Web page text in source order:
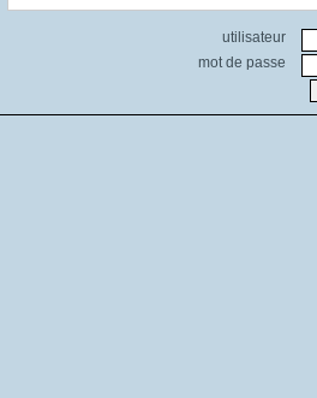
utilisateur
mot de passe